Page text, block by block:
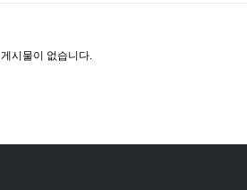
게시물이 없습니다.